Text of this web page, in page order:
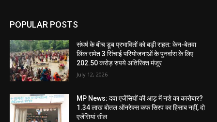
POPULAR POSTS
संघर्ष के बीच डूब प्रभावितों को बड़ी राहत: केन-बेतवा
लिंक समेत 3 सिंचाई परियोजनाओं के पुनर्वास के लिए
202.50 करोड़ रुपये अतिरिक्त मंजूर
July 12, 2026
MP News: दवा एजेंसियों की आड़ में नशे का कारोबार?
1.34 लाख बोतल ऑनरेक्स कफ सिरप का हिसाब नहीं, दो
एजेंसियां सील